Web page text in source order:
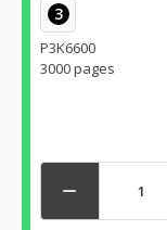
3
P3K6600
3000 pages
